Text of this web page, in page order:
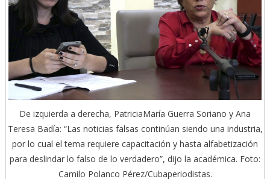
De izquierda a derecha, PatriciaMaría Guerra Soriano y Ana
Teresa Badía: “Las noticias falsas continúan siendo una industria,
por lo cual el tema requiere capacitación y hasta alfabetización
para deslindar lo falso de lo verdadero”, dijo la académica. Foto:
Camilo Polanco Pérez/Cubaperiodistas.